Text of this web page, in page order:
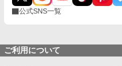
公式SNS一覧
ご利用について